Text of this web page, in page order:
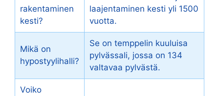
rakentaminen
kesti?
laajentaminen kesti yli 1500
vuotta.
Mikä on
hypostyylihalli?
Se on temppelin kuuluisa
pylvässali, jossa on 134
valtavaa pylvästä.
Voiko